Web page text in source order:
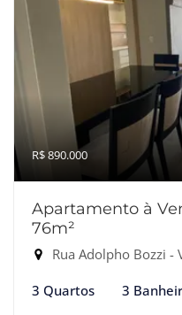
R$ 890.000
Apartamento à
76m²
Rua Adolpho Bozzi -
3 Quartos 3